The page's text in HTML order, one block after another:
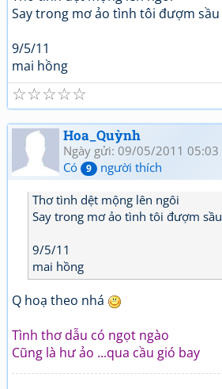
Say trong mơ ảo tình tôi đượm sầu
9/5/11
mai hồng
☆
☆
☆
☆
☆
Hoa_Quỳnh
Ngày gửi: 09/05/2011 05:03
Có
9 người thích
Thơ tình dệt mộng lên ngôi
Say trong mơ ảo tình tôi đượm sầu
9/5/11
mai hồng
Q hoạ theo nhá
Tình thơ dẫu có ngọt ngào
Cũng là hư ảo ...qua cầu gió bay